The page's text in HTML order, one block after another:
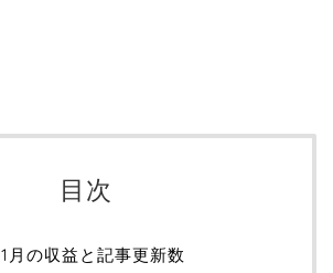
目次
月の収益と記事更新数